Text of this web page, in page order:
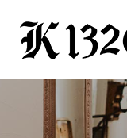
HOTEL
EVENTS
REGION